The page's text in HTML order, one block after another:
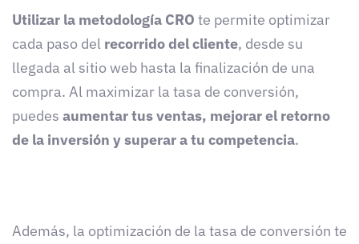
Utilizar la metodología CRO te permite optimizar
cada paso del recorrido del cliente, desde su
llegada al sitio web hasta la finalización de una
compra. Al maximizar la tasa de conversión,
puedes aumentar tus ventas, mejorar el retorno
de la inversión y superar a tu competencia.
Además, la optimización de la tasa de conversión te